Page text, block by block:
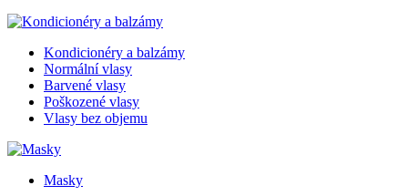
Kondicionéry a balzámy
Normální vlasy
Barvené vlasy
Poškozené vlasy
Vlasy bez objemu
Masky